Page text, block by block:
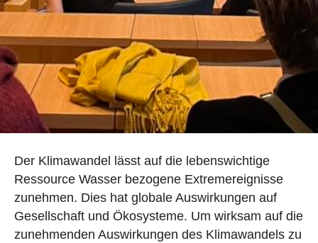
Der Klimawandel lässt auf die lebenswichtige
Ressource Wasser bezogene Extremereignisse
zunehmen. Dies hat globale Auswirkungen auf
Gesellschaft und Ökosysteme. Um wirksam auf die
zunehmenden Auswirkungen des Klimawandels zu